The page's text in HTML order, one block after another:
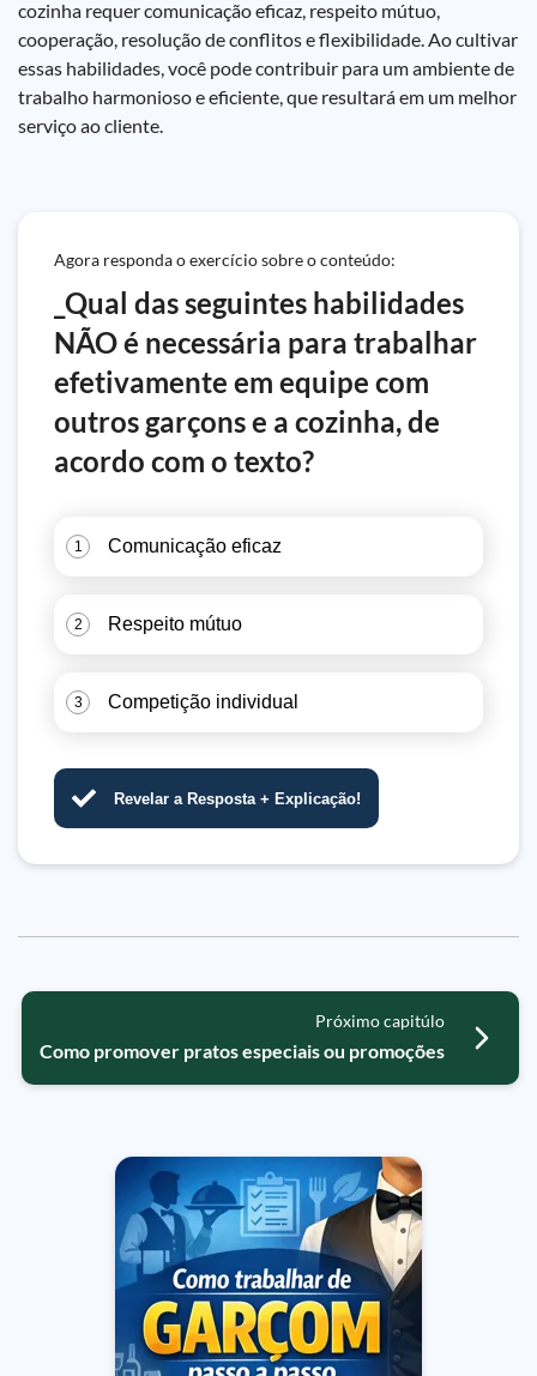
cozinha requer comunicação eficaz, respeito mútuo,
cooperação, resolução de conflitos e flexibilidade. Ao cultivar
essas habilidades, você pode contribuir para um ambiente de
trabalho harmonioso e eficiente, que resultará em um melhor
serviço ao cliente.
Agora responda o exercício sobre o conteúdo:
_Qual das seguintes habilidades
NÃO é necessária para trabalhar
efetivamente em equipe com
outros garçons e a cozinha, de
acordo com o texto?
1 Comunicação eficaz
2 Respeito mútuo
3 Competição individual
Revelar a Resposta + Explicação!
Próximo capitúlo
Como promover pratos especiais ou promoções